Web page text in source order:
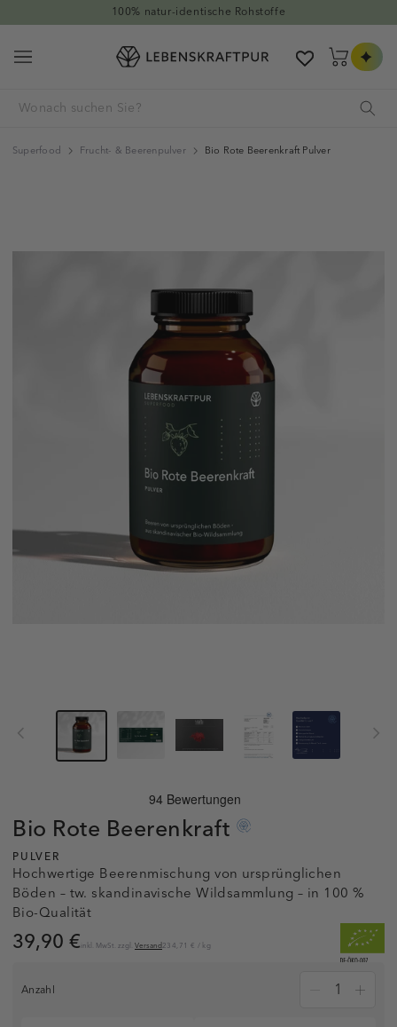
Hervorragend auf Trustpilot
Warenkorb
Superfood Frucht- & Beerenpulver Bio Rote Beerenkraft Pulver
Bio Rote Beerenkraft
PULVER
Hochwertige Beerenmischung von ursprünglichen
Böden – tw. skandinavische Wildsammlung – in 100 %
Bio-Qualität
39,90 € inkl. MwSt. zzgl. Versand234,71 € / kg
Anzahl